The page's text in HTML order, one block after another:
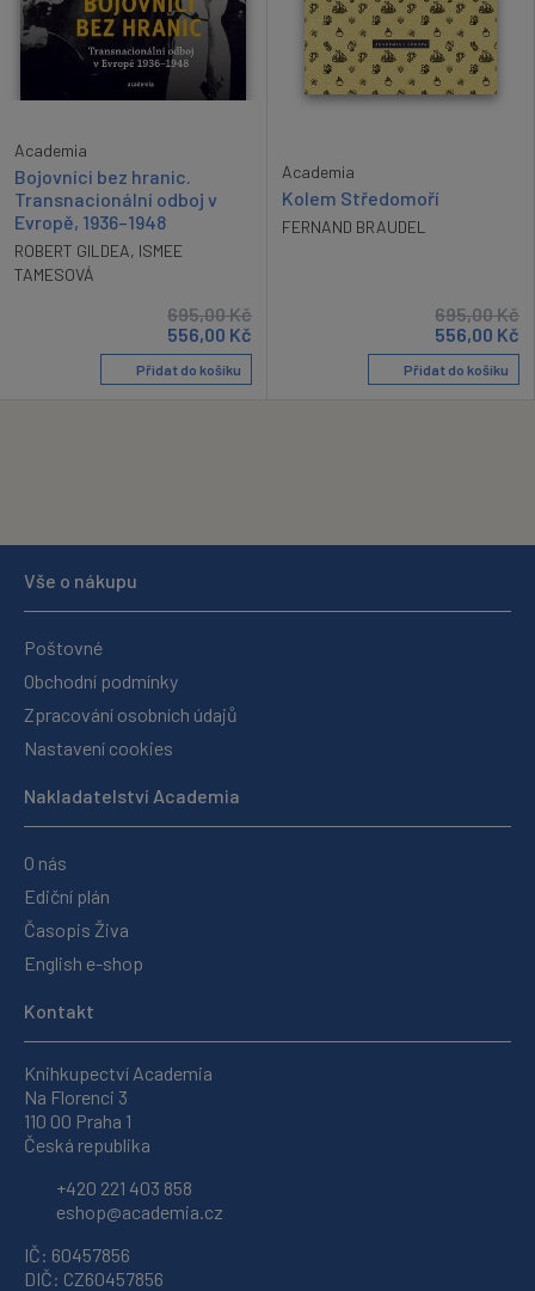
Academia
Bojovníci bez hranic.
Transnacionální odboj v
Evropě, 1936–1948
ROBERT GILDEA, ISMEE
TAMESOVÁ
695,00Kč
556,00 Kč
Přidat do košíku
Academia
Kolem Středomoří
FERNAND BRAUDEL
695,00Kč
556,00 Kč
Přidat do košíku
Vše o nákupu
Poštovné
Obchodní podmínky
Zpracování osobních údajů
Nastavení cookies
Nakladatelství Academia
O nás
Ediční plán
Časopis Živa
English e-shop
Kontakt
Knihkupectví Academia
Na Florenci 3
110 00 Praha 1
Česká republika
+420 221 403 858
eshop@academia.cz
IČ: 60457856
DIČ: CZ60457856